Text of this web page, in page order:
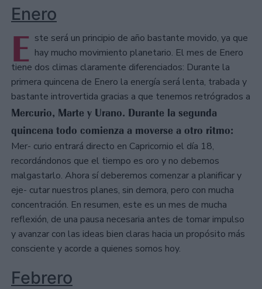
Enero
E ste será un principio de año bastante movido, ya que
hay mucho movimiento planetario. El mes de Enero
tiene dos climas claramente diferenciados: Durante la
primera quincena de Enero la energía será lenta, trabada y
bastante introvertida gracias a que tenemos retrógrados a
Mercurio, Marte y Urano. Durante la segunda
quincena todo comienza a moverse a otro ritmo:
Mer- curio entrará directo en Capricornio el día 18,
recordándonos que el tiempo es oro y no debemos
malgastarlo. Ahora sí deberemos comenzar a planificar y
eje- cutar nuestros planes, sin demora, pero con mucha
concentración. En resumen, este es un mes de mucha
reflexión, de una pausa necesaria antes de tomar impulso
y avanzar con las ideas bien claras hacia un propósito más
consciente y acorde a quienes somos hoy.
Febrero